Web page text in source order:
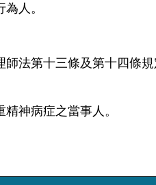
人。
法第十三條及第十四條
神病症之當事人。